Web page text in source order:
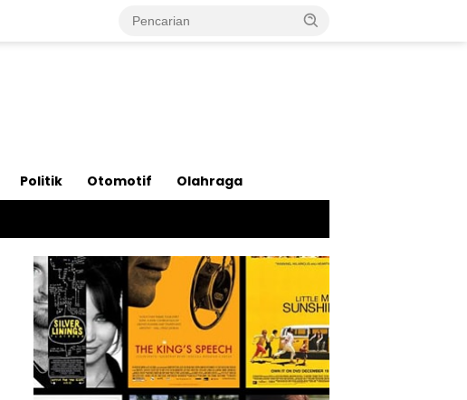
Politik Otomotif Olahraga